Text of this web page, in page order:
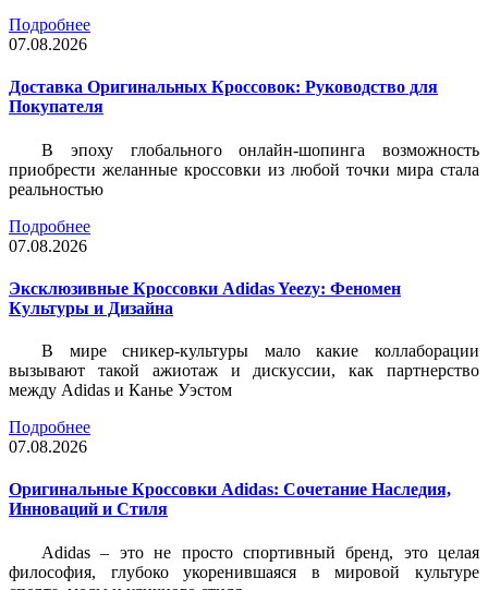
Подробнее
07.08.2026
Доставка Оригинальных Кроссовок: Руководство для
Покупателя
В эпоху глобального онлайн-шопинга возможность
приобрести желанные кроссовки из любой точки мира стала
реальностью
Подробнее
07.08.2026
Эксклюзивные Кроссовки Adidas Yeezy: Феномен
Культуры и Дизайна
В мире сникер-культуры мало какие коллаборации
вызывают такой ажиотаж и дискуссии, как партнерство
между Adidas и Канье Уэстом
Подробнее
07.08.2026
Оригинальные Кроссовки Adidas: Сочетание Наследия,
Инноваций и Стиля
Adidas – это не просто спортивный бренд, это целая
философия, глубоко укоренившаяся в мировой культуре